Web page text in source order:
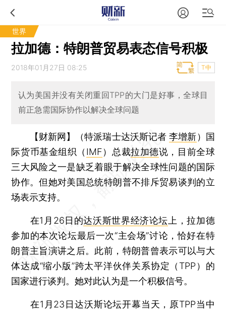
世界
拉加德：特朗普贸易表态信号积极
2018年01月27日 08:25 T中
认为美国并没有关闭重回TPP的大门是好事，全球目
前正急需国际协作以解决全球问题
【财新网】（特派瑞士达沃斯记者李增新）
国
际货币基金组织（ IMF）总裁拉加德说，目前全球
三大风险之一是缺乏着眼于解决全球性问题的国际
协作。但她对美国总统特朗普不排斥贸易谈判的立
场表示支持。
在1月26日的达沃斯世界经济论坛 上，拉加德
参加的本次论坛最后一次“主会场”讨论，恰好在特
朗普主旨演讲之后。此前，特朗普曾表示可以与大
体达成“缩小版”跨太平洋伙伴关系协定（TPP）的
国家进行谈判。她对此认为是一个积极信号。
在1月23日达沃斯论坛开幕当天，原TPP当中